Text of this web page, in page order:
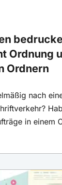
Ordnung
Ordnern
nach
in einem